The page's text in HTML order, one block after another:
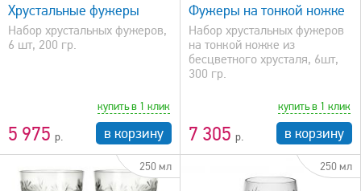
Хрустальные фужеры
Набор хрустальных фужеров,
6 шт, 200 гр.
5 975
купить в 1 клик
в корзину
Фужеры на тонкой ножке
Набор хрустальных фужеров
на тонкой ножке из
бесцветного хрусталя, 6шт,
300 гр.
7 305
купить в 1 клик
в корзину
250 мл 250 мл